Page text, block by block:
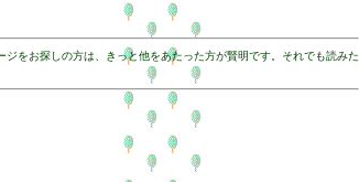
をお探しの方は、きっと他をあたった方が賢明です。それでも読みた